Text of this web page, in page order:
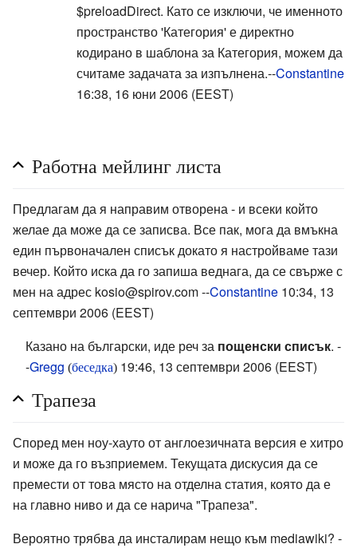
$preloadDirect. Като се изключи, че именното
пространство 'Категория' е директно
кодирано в шаблона за Категория, можем да
считаме задачата за изпълнена.--Constantine
16:38, 16 юни 2006 (EEST)
Работна мейлинг листа
Предлагам да я направим отворена - и всеки който
желае да може да се записва. Все пак, мога да вмъкна
един първоначален списък докато я настройваме тази
вечер. Който иска да го запиша веднага, да се свърже с
мен на адрес kosio@spirov.com --Constantine 10:34, 13
септември 2006 (EEST)
Казано на български, иде реч за пощенски списък. -
-Gregg (беседка) 19:46, 13 септември 2006 (EEST)
Трапеза
Според мен ноу-хауто от англоезичната версия е хитро
и може да го възприемем. Текущата дискусия да се
премести от това място на отделна статия, която да е
на главно ниво и да се нарича "Трапеза".
Вероятно трябва да инсталирам нещо към mediawiki? -